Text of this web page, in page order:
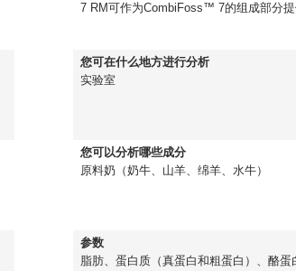
7 RM可作为CombiFoss™ 7的组成部分提
您可在什么地方进行分析
实验室
您可以分析哪些成分
原料奶（奶牛、山羊、绵羊、水牛）
参数
脂肪、蛋白质（真蛋白和粗蛋白）、酪蛋